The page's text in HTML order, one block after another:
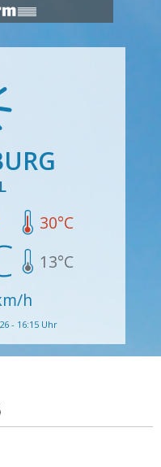
30°C
13°C
h
- 16:15 Uhr